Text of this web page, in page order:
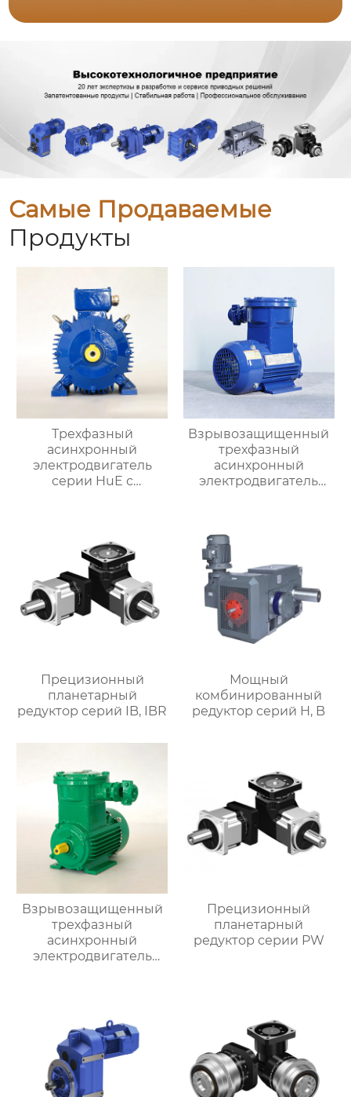
Самые Продаваемые
Продукты
Трехфазный
асинхронный
электродвигатель
серии HuE с
Взрывозащищенный
трехфазный
асинхронный
электродвигатель
Прецизионный
планетарный
редуктор серий IB, IBR
Мощный
комбинированный
редуктор серий H, B
Взрывозащищенный
трехфазный
асинхронный
электродвигатель
Прецизионный
планетарный
редуктор серии PW